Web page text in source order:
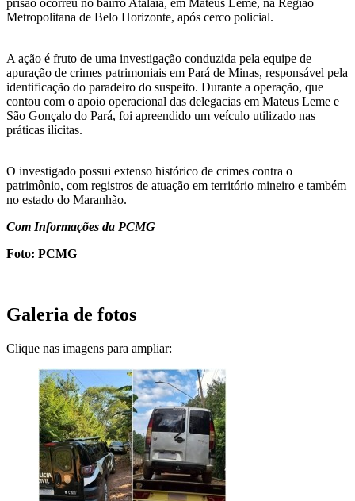
Metropolitana de Belo Horizonte, após cerco policial.
A ação é fruto de uma investigação conduzida pela equipe de
apuração de crimes patrimoniais em Pará de Minas, responsável pela
identificação do paradeiro do suspeito. Durante a operação, que
contou com o apoio operacional das delegacias em Mateus Leme e
São Gonçalo do Pará, foi apreendido um veículo utilizado nas
práticas ilícitas.
O investigado possui extenso histórico de crimes contra o
patrimônio, com registros de atuação em território mineiro e também
no estado do Maranhão.
Com Informações da PCMG
Foto: PCMG
Galeria de fotos
Clique nas imagens para ampliar: